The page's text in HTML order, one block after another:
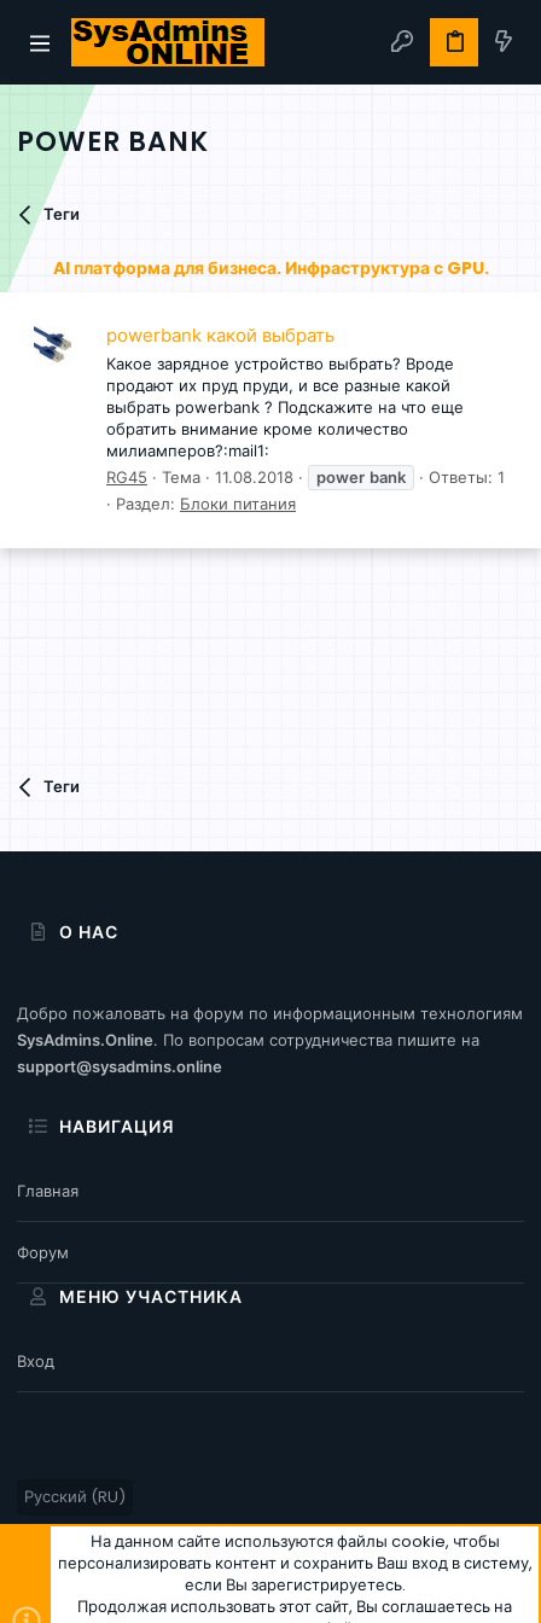
POWER BANK
Теги
AI платформа для бизнеса. Инфраструктура с GPU.
powerbank какой выбрать
Какое зарядное устройство выбрать? Вроде
продают их пруд пруди, и все разные какой
выбрать powerbank ? Подскажите на что еще
обратить внимание кроме количество
милиамперов?:mail1:
RG45
Тема 11.08.2018 power bank
Ответы: 1
Раздел: Блоки питания
Теги
О НАС
Добро пожаловать на форум по информационным технологиям
SysAdmins.Online. По вопросам сотрудничества пишите на
support@sysadmins.online
НАВИГАЦИЯ
Главная
Форум
МЕНЮ УЧАСТНИКА
Вход
Русский (RU)
Условия и правила
Политика конфиденциальности
Помощь
Главная
R
S
На данном сайте используются файлы cookie, чтобы
персонализировать контент и сохранить Ваш вход в систему,
если Вы зарегистрируетесь.
Продолжая использовать этот сайт, Вы соглашаетесь на